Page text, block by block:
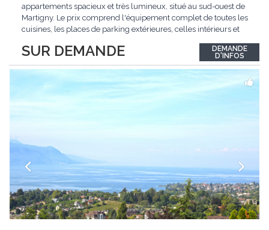
SUR DEMANDE
appartements spacieux et très lumineux, situé au sud-ouest de
Martigny. Le prix comprend l'équipement complet de toutes les
cuisines, les places de parking extérieures, celles intérieurs et
opportunité exclusive avec un rendement intéressant. Plus
d'informations...
DEMANDE
D'INFOS